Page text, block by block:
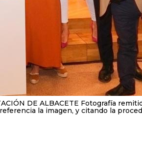
DE ALBACETE Fotografía
la imagen, y citando la